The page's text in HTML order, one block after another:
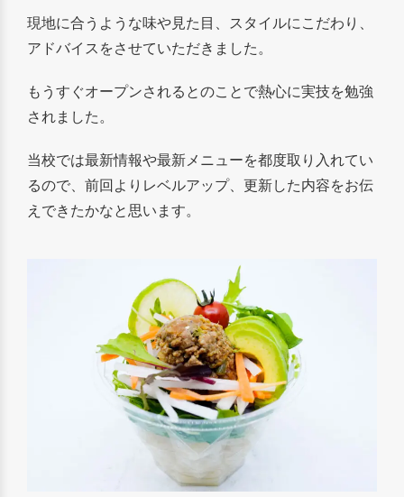
現地に合うような味や見た目、スタイルにこだわり、
アドバイスをさせていただきました。
もうすぐオープンされるとのことで熱心に実技を勉強
されました。
当校では最新情報や最新メニューを都度取り入れてい
るので、前回よりレベルアップ、更新した内容をお伝
えできたかなと思います。